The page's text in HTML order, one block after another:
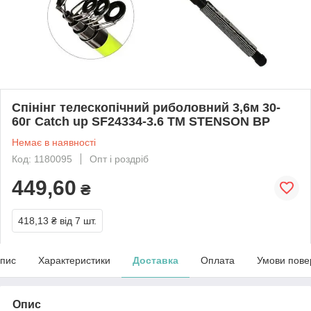
Спінінг телескопічний риболовний 3,6м 30-
60г Catch up SF24334-3.6 ТМ STENSON BP
Немає в наявності
Код: 1180095
Опт і роздріб
449,60 ₴
418,13 ₴ від 7 шт.
Характеристики Доставка Оплата Умови
Опис